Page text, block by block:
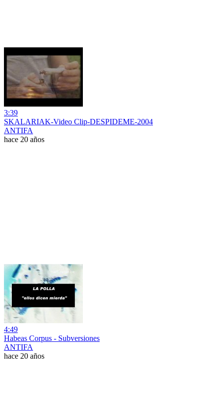
3:39
SKALARIAK-Video Clip-DESPIDEME-2004
ANTIFA
hace 20 años
4:49
Habeas Corpus - Subversiones
ANTIFA
hace 20 años